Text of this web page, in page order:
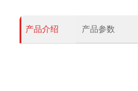
产品介绍 产品参数